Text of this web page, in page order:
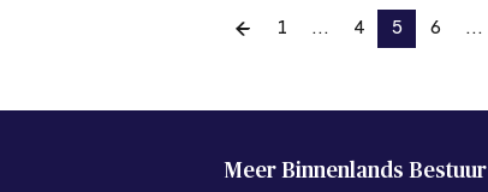
1 … 4 5 6 …
Meer Binnenlands Bestuur